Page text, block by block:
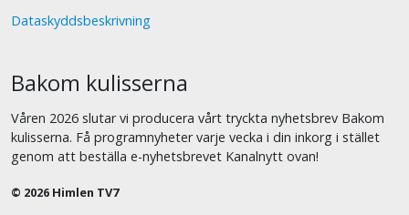
Dataskyddsbeskrivning
Bakom kulisserna
Våren 2026 slutar vi producera vårt tryckta nyhetsbrev Bakom
kulisserna. Få programnyheter varje vecka i din inkorg i stället
genom att beställa e-nyhetsbrevet Kanalnytt ovan!
© 2026 Himlen TV7